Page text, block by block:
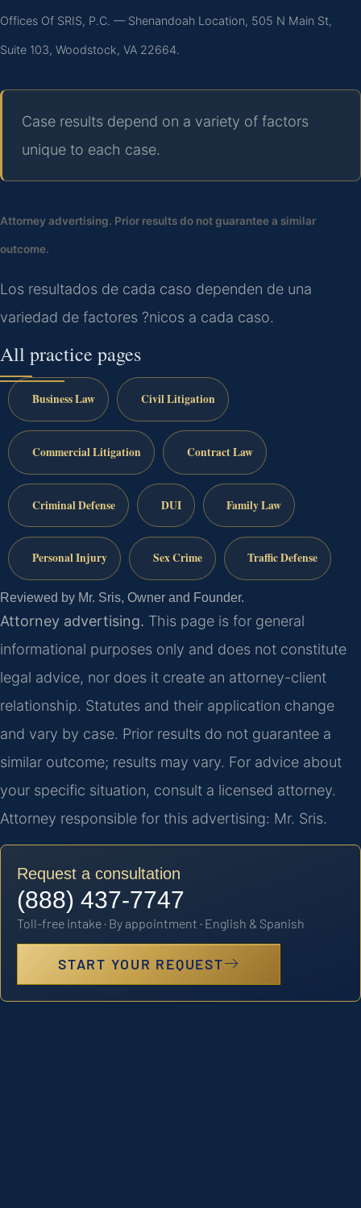
Offices Of SRIS, P.C. — Shenandoah Location, 505 N Main St,
Suite 103, Woodstock, VA 22664.
Case results depend on a variety of factors
unique to each case.
Attorney advertising. Prior results do not guarantee a similar
outcome.
Los resultados de cada caso dependen de una
variedad de factores ?nicos a cada caso.
All practice pages
Business Law Civil Litigation
Commercial Litigation Contract Law
Criminal Defense DUI Family Law
Personal Injury Sex Crime Traffic Defense
Reviewed by Mr. Sris, Owner and Founder.
Attorney advertising. This page is for general
informational purposes only and does not constitute
legal advice, nor does it create an attorney-client
relationship. Statutes and their application change
and vary by case. Prior results do not guarantee a
similar outcome; results may vary. For advice about
your specific situation, consult a licensed attorney.
Attorney responsible for this advertising: Mr. Sris.
Request a consultation
(888) 437-7747
Toll-free intake · By appointment · English & Spanish
START YOUR REQUEST